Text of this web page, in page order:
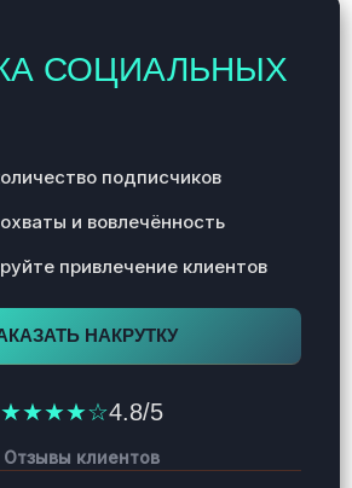
СОЦИАЛЬНЫХ
подписчиков
и вовлечённость
привлечение клиентов
НАКРУТКУ
★★★★☆4.8/5
Отзывы клиентов